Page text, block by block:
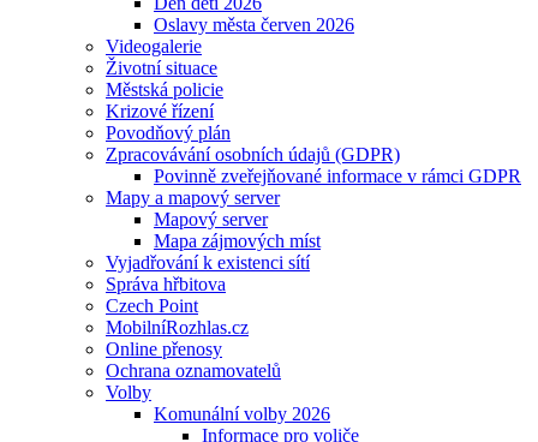
Oslavy města červen 2026
Videogalerie
Životní situace
Městská policie
Krizové řízení
Povodňový plán
Zpracovávání osobních údajů (GDPR)
Povinně zveřejňované informace v rámci GDPR
Mapy a mapový server
Mapový server
Mapa zájmových míst
Vyjadřování k existenci sítí
Správa hřbitova
Czech Point
MobilníRozhlas.cz
Online přenosy
Ochrana oznamovatelů
Volby
Komunální volby 2026
Informace pro voliče